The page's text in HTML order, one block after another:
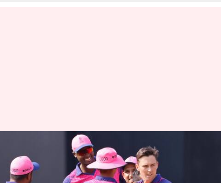
IPL 2023: RR बनाम RCB मुकाबले
की पिच रिपोर्ट, जानिए सवाई मानसिंह
स्टेडियम जयपुर के आंकड़े